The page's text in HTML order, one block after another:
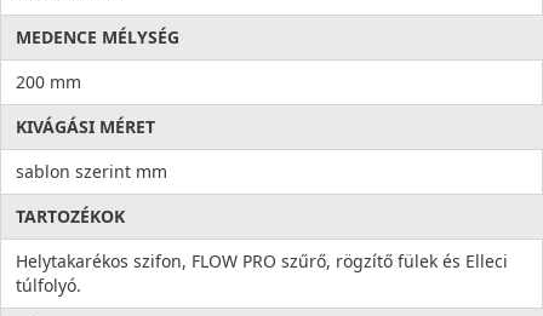
MEDENCE MÉLYSÉG
200 mm
KIVÁGÁSI MÉRET
sablon szerint mm
TARTOZÉKOK
Helytakarékos szifon, FLOW PRO szűrő, rögzítő fülek és Elleci
túlfolyó.